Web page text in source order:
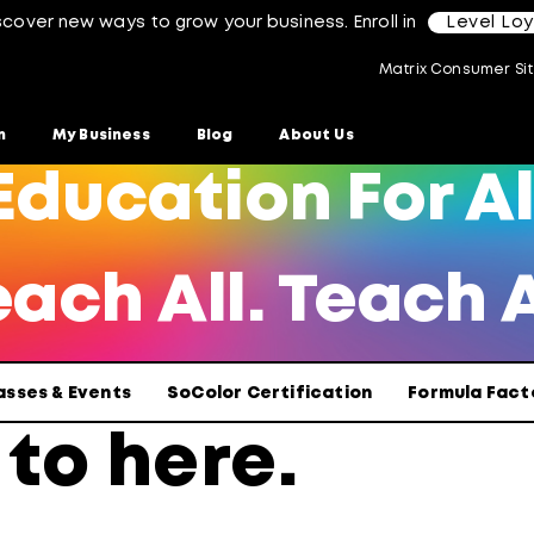
new ways to grow your business. Enroll in Level
Matrix Consumer
My Business Blog About Us
For
All. Teach
& Events SoColor Certification Formula
to here.